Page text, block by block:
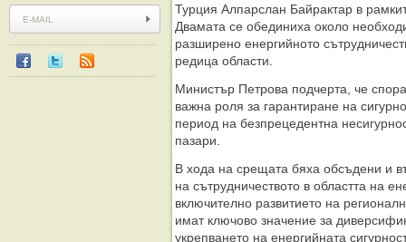
Турция Алпарслан Байрактар в
Двамата се обединиха около
разширено енергийното
редица области.
Министър Петрова подчерта, че
важна роля за гарантиране на
период на безпрецедентна
пазари.
В хода на срещата бяха обсъдени и
на сътрудничеството в областта на
включително развитието на
имат ключово значение за
укрепването на енергийната